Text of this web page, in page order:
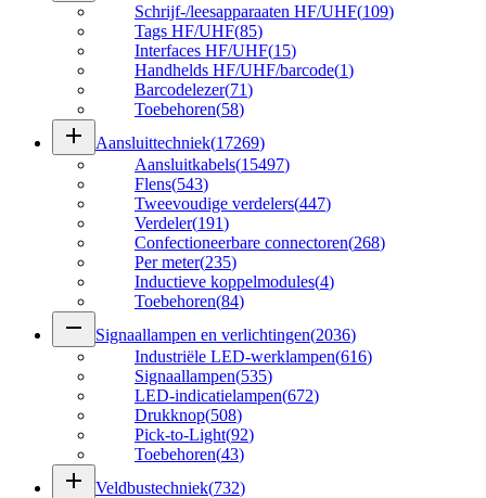
Schrijf-/leesapparaaten HF/UHF(109)
Tags HF/UHF(85)
Interfaces HF/UHF(15)
Handhelds HF/UHF/barcode(1)
Barcodelezer(71)
Toebehoren(58)
add Aansluittechniek(17269)
Aansluitkabels(15497)
Flens(543)
Tweevoudige verdelers(447)
Verdeler(191)
Confectioneerbare connectoren(268)
Per meter(235)
Inductieve koppelmodules(4)
Toebehoren(84)
remove Signaallampen en verlichtingen(2036)
Industriële LED-werklampen(616)
Signaallampen(535)
LED-indicatielampen(672)
Drukknop(508)
Pick-to-Light(92)
Toebehoren(43)
add Veldbustechniek(732)